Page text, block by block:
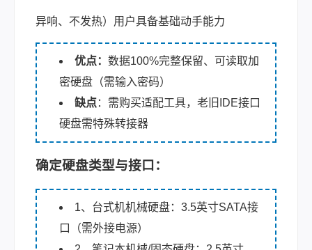
异响、不发热）用户具备基础动手能力
优点： 数据100%完整保留、可读取加
密硬盘（需输入密码）
缺点：需购买适配工具，老旧IDE接口
硬盘需特殊转接器
确定硬盘类型与接口：
1、台式机机械硬盘：3.5英寸SATA接
口（需外接电源）